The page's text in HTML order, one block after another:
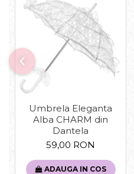
Umbrela Eleganta
Alba CHARM din
Dantela
59,00 RON
ADAUGA IN COS